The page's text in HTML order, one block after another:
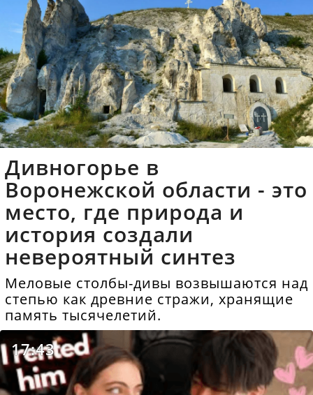
Дивногорье в
Воронежской области - это
место, где природа и
история создали
невероятный синтез
Меловые столбы-дивы возвышаются над
степью как древние стражи, хранящие
память тысячелетий.
17:43